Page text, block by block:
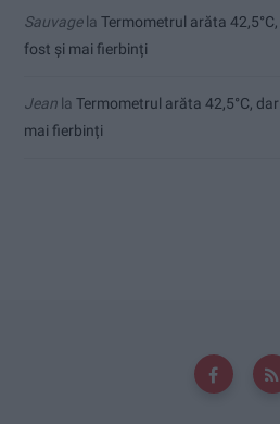
Sauvagela Termometrul arăta
fost și mai fierbinți
Jean la Termometrul arăta 42,5°C,
mai fierbinți